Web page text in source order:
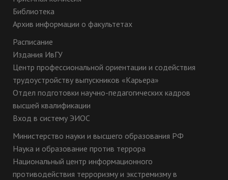
Библиотека
Архив информации о факультетах
Расписание
Издания ИвГУ
Центр профессиональной ориентации и содействия
трудоустройству выпускников «Карьера»
Отдел подготовки научно-педагогических кадров
высшей квалификации
Вход в систему ЭИОС
Министерство науки и высшего образования РФ
Наука и образование против террора
Национальный центр информационного
противодействия терроризму и экстремизму в